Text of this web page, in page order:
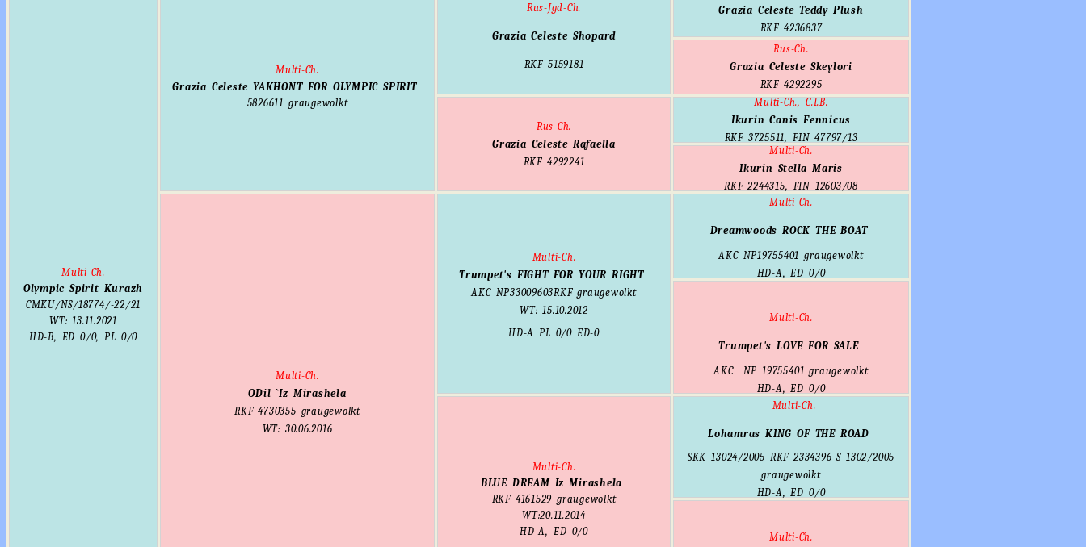
Multi-Ch.
Olympic Spirit Kurazh
CMKU/NS/18774/-22/21
WT: 13.11.2021
HD-B, ED 0/0, PL 0/0
Multi-Ch.
Grazia Celeste YAKHONT FOR OLYMPIC SPIRIT
5826611 graugewolkt
Rus-Jgd-Ch.
Grazia Celeste Shopard
RKF 5159181
Grazia Celeste Teddy Plush
RKF 4236837
Rus-Ch.
Grazia Celeste Skeylori
RKF 4292295
Rus-Ch.
Grazia Celeste Rafaella
RKF 4292241
Multi-Ch., C.I.B.
Ikurin Canis Fennicus
RKF 3725511, FIN 47797/13
Multi-Ch.
Ikurin Stella Maris
RKF 2244315, FIN 12603/08
Multi-Ch.
ODil `Iz Mirashela
RKF 4730355 graugewolkt
WT: 30.06.2016
Multi-Ch.
Trumpet's FIGHT FOR YOUR RIGHT
AKC NP33009603RKF graugewolkt
WT: 15.10.2012
HD-A PL 0/0 ED-0
Multi-Ch.
Dreamwoods ROCK THE BOAT
AKC NP19755401 graugewolkt
HD-A, ED 0/0
Multi-Ch.
Trumpet's LOVE FOR SALE
AKC NP 19755401graugewolkt
HD-A, ED 0/0
Multi-Ch.
BLUE DREAM Iz Mirashela
RKF 4161529graugewolkt
WT:20.11.2014
HD-A, ED 0/0
Multi-Ch.
Lohamras KING OF THE ROAD
SKK 13024/2005 RKF 2334396 S 1302/2005
graugewolkt
HD-A, ED 0/0
Multi-Ch.